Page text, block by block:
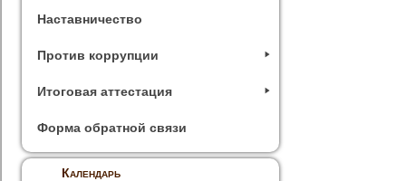
Наставничество
Против коррупции
Итоговая аттестация
Форма обратной связи
Календарь